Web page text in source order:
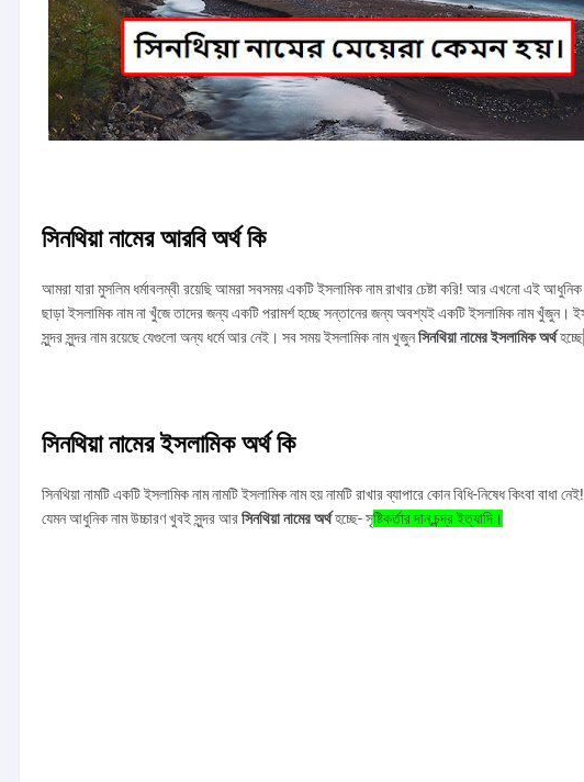
সিনথিয়া নামের আরবি অর্থ কি
আমরা যারা মুসলিম ধর্মাবলম্বী রয়েছি আমরা সবসময় একটি ইসলামিক নাম রাখার চেষ্টা করি! আর এখনো এই
ছাড়া ইসলামিক নাম না খুঁজে তাদের জন্য একটি পরামর্শ হচ্ছে সন্তানের জন্য অবশ্যই একটি ইসলামিক নাম খুঁজুন।
সুন্দর সুন্দর নাম রয়েছে যেগুলো অন্য ধর্মে আর নেই। সব সময় ইসলামিক নাম খুজুনসিনথিয়া নামের ইসলামিক অর্থহচ্ছে
সিনথিয়া নামের ইসলামিক অর্থ কি
সিনথিয়া নামটি একটি ইসলামিক নাম নামটি ইসলামিক নাম হয় নামটি রাখার ব্যাপারে কোন বিধি-নিষেধ কিংবা বাধা
যেমন আধুনিক নাম উচ্চারণ খুবই সুন্দর আরসিনথিয়া নামের অর্থহচ্ছে- সৃষ্টিকর্তার দান,চন্দ্র ইত্যাদি।